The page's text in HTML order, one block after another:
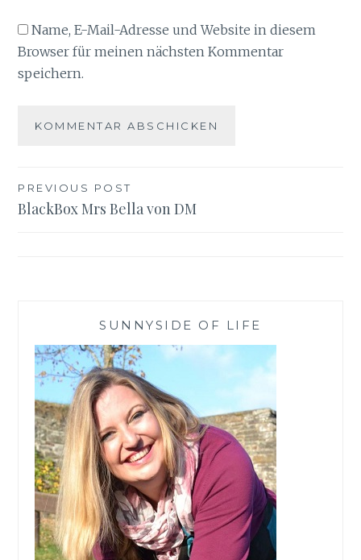
Name, E-Mail-Adresse und Website in diesem
Browser für meinen nächsten Kommentar
speichern.
Beitragsnavigation
PREVIOUS POST
BlackBox Mrs Bella von DM
SUNNYSIDE OF LIFE